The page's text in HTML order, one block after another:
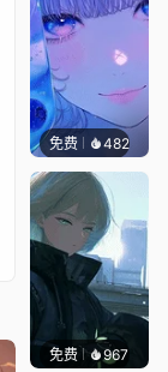
免费 482辰东
免费 967辰东